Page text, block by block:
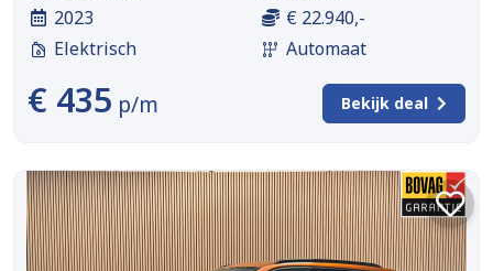
2023
Elektrisch
€ 22.940,-
Automaat
€ 435 p/m Bekijk deal